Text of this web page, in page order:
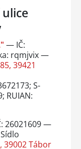
— IČ:
rqmjvix —
39421
S-
RUIAN:
26021609 —
39002 Tábor